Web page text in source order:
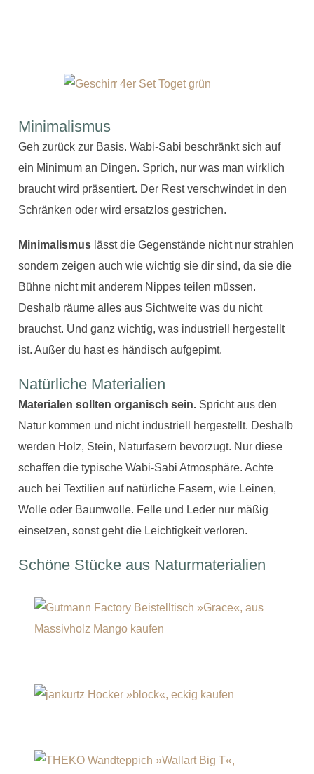
Minimalismus
Geh zurück zur Basis. Wabi-Sabi beschränkt sich auf
ein Minimum an Dingen. Sprich, nur was man wirklich
braucht wird präsentiert. Der Rest verschwindet in den
Schränken oder wird ersatzlos gestrichen.
Minimalismus lässt die Gegenstände nicht nur strahlen
sondern zeigen auch wie wichtig sie dir sind, da sie die
Bühne nicht mit anderem Nippes teilen müssen.
Deshalb räume alles aus Sichtweite was du nicht
brauchst. Und ganz wichtig, was industriell hergestellt
ist. Außer du hast es händisch aufgepimt.
Natürliche Materialien
Materialen sollten organisch sein. Spricht aus den
Natur kommen und nicht industriell hergestellt. Deshalb
werden Holz, Stein, Naturfasern bevorzugt. Nur diese
schaffen die typische Wabi-Sabi Atmosphäre. Achte
auch bei Textilien auf natürliche Fasern, wie Leinen,
Wolle oder Baumwolle. Felle und Leder nur mäßig
einsetzen, sonst geht die Leichtigkeit verloren.
Schöne Stücke aus Naturmaterialien